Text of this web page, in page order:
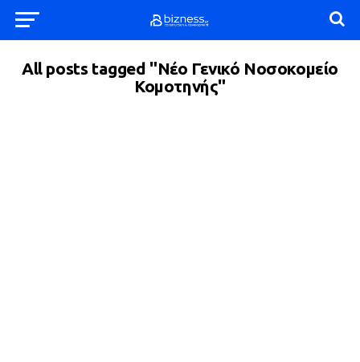
All posts tagged "Νέο Γενικό Νοσοκομείο
Κομοτηνής"